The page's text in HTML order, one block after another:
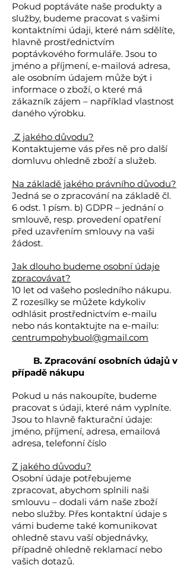
Pokud poptáváte naše produkty a
služby, budeme pracovat s vašimi
kontaktními údaji, které nám sdělíte,
hlavně prostřednictvím
poptávkového formuláře. Jsou to
jméno a příjmení, e-mailová adresa,
ale osobním údajem může být i
informace o zboží, o které má
zákazník zájem – například vlastnost
daného výrobku.
Z jakého důvodu?
Kontaktujeme vás přes ně pro další
domluvu ohledně zboží a služeb.
Na základě jakého právního důvodu?
Jedná se o zpracování na základě čl.
6 odst. 1 písm. b) GDPR – jednání o
smlouvě, resp. provedení opatření
před uzavřením smlouvy na vaši
žádost.
Jak dlouho budeme osobní údaje
zpracovávat?
10 let od vašeho posledního nákupu.
Z rozesílky se můžete kdykoliv
odhlásit prostřednictvím e-mailu
nebo nás kontaktujte na e-mailu:
centrumpohybuol@gmail.com
B. Zpracování osobních údajů v
případě nákupu
Pokud u nás nakoupíte, budeme
pracovat s údaji, které nám vyplníte.
Jsou to hlavně fakturační údaje:
jméno, příjmení, adresa, emailová
adresa, telefonní číslo
Z jakého důvodu?
Osobní údaje potřebujeme
zpracovat, abychom splnili naši
smlouvu – dodali vám naše zboží
nebo služby. Přes kontaktní údaje s
vámi budeme také komunikovat
ohledně stavu vaší objednávky,
případně ohledně reklamací nebo
vašich dotazů.